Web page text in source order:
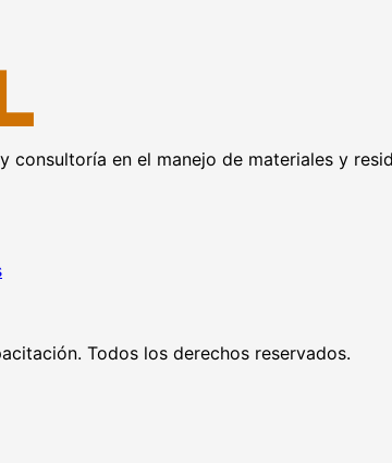
consultoría en el manejo de materiales y
Todos los derechos reservados.